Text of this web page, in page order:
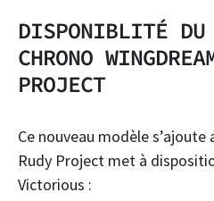
DISPONIBLITÉ DU
CHRONO
PROJECT
Ce nouveau modèle
Rudy Project met à
Victorious :